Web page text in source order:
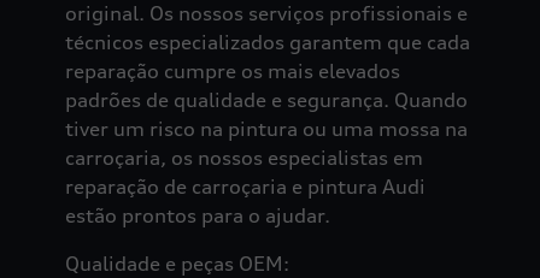
original. Os nossos serviços profissionais e
técnicos especializados garantem que cada
reparação cumpre os mais elevados
padrões de qualidade e segurança. Quando
tiver um risco na pintura ou uma mossa na
carroçaria, os nossos especialistas em
reparação de carroçaria e pintura Audi
estão prontos para o ajudar.
Qualidade e peças OEM: